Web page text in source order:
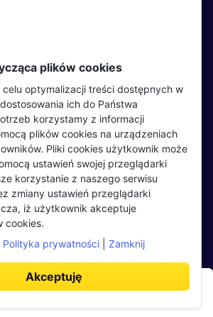
Aplikuj teraz
Partnerzy
Wydarzenia
Pracodawcy
Regulamin pracodawcy
Dodaj ogłoszenie
plików cookies
celu optymalizacji treści dostępnych w
ich do Państwa
korzystamy z informacji
plików cookies na urządzeniach
Pliki cookies użytkownik może
ustawień swojej przeglądarki
korzystanie z naszego serwisu
zmiany ustawień przeglądarki
iż użytkownik akceptuje
cookies.
Polityka prywatności Zamknij
Akceptuję